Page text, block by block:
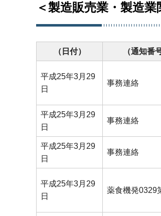
＜製造販売業・製造
（日付） （通知番
平成25年3月29
日
事務連絡
平成25年3月29
日
事務連絡
平成25年3月29
日
事務連絡
平成25年3月29
日
薬食機発0329